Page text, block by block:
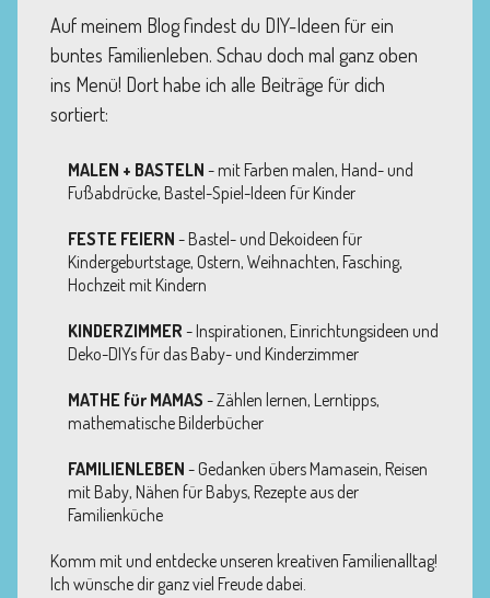
Auf meinem Blog findest du DIY-Ideen für ein
buntes Familienleben. Schau doch mal ganz oben
ins Menü! Dort habe ich alle Beiträge für dich
sortiert:
MALEN + BASTELN - mit Farben malen, Hand- und
Fußabdrücke, Bastel-Spiel-Ideen für Kinder
FESTE FEIERN - Bastel- und Dekoideen für
Kindergeburtstage, Ostern, Weihnachten, Fasching,
Hochzeit mit Kindern
KINDERZIMMER - Inspirationen, Einrichtungsideen und
Deko-DIYs für das Baby- und Kinderzimmer
MATHE für MAMAS - Zählen lernen, Lerntipps,
mathematische Bilderbücher
FAMILIENLEBEN - Gedanken übers Mamasein, Reisen
mit Baby, Nähen für Babys, Rezepte aus der
Familienküche
Komm mit und entdecke unseren kreativen Familienalltag!
Ich wünsche dir ganz viel Freude dabei.